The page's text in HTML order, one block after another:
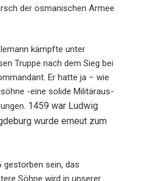
der osmanischen Armee
kämpfte unter
Truppe nach dem Sieg bei
Er hatte ja – wie
-eine solide Militär­aus­
. 1459 war Ludwig
wurde erneut zum
gestorben sein, das
Söhne wird in unserer